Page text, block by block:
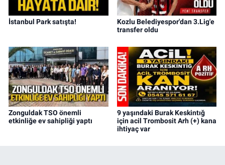
İstanbul Park satışta!
Kozlu Belediyespor'dan 3.Lig'e
transfer oldu
Zonguldak TSO önemli
etkinliğe ev sahipliği yaptı
9 yaşındaki Burak Keskintığ
için acil Trombosit Arh (+) kana
ihtiyaç var